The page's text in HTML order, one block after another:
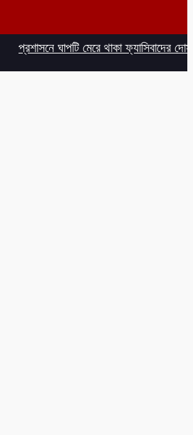
প্রশাসনে ঘাপটি মেরে থাকা ফ্যাসিবাদের দোসররা